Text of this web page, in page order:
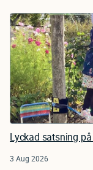
Lyckad satsning
3 Aug 2026